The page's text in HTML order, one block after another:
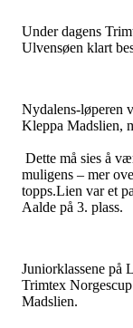
Under dagens
Ulvensøen klart
Nydalens-løperen
Kleppa Madslien,
Dette må sies å
muligens – mer
topps.Lien var et
Aalde på 3. plass.
Juniorklassene på
Trimtex
Madslien.